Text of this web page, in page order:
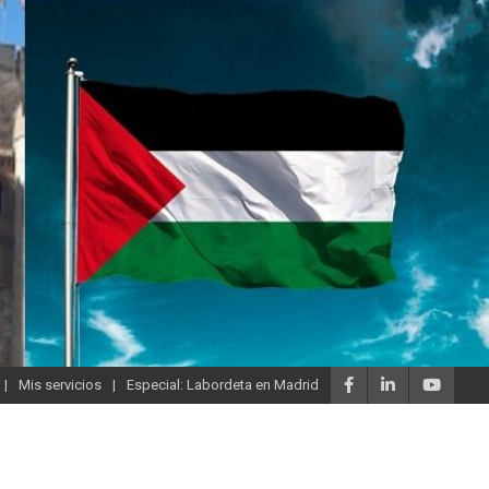
Mis servicios Especial: Labordeta en Madrid